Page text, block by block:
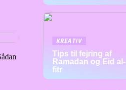
KREATIV
Tips til fejring af
Ramadan og Eid al-
fitr